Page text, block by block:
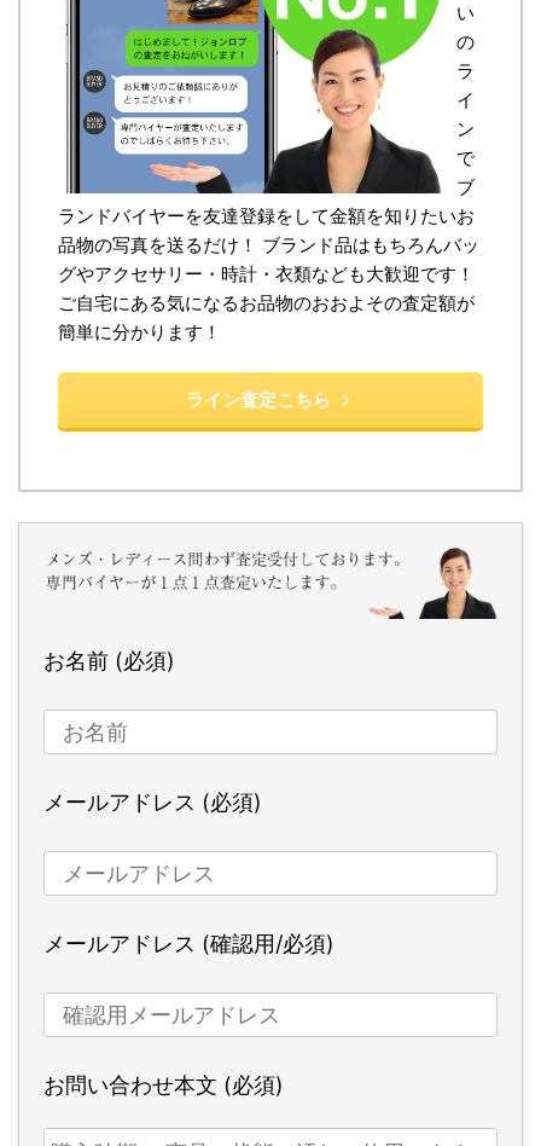
い
の
ラ
イ
ン
で
ブ
ランドバイヤーを友達登録をして金額を知りたいお
品物の写真を送るだけ！ ブランド品はもちろんバッ
グやアクセサリー・時計・衣類なども大歓迎です！
ご自宅にある気になるお品物のおおよその査定額が
簡単に分かります！
ライン査定こちら
お名前 (必須)
メールアドレス (必須)
メールアドレス (確認用/必須)
お問い合わせ本文 (必須)